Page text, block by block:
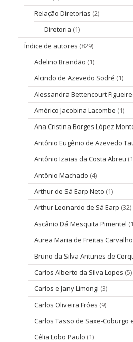
Relação Diretorias (2)
Diretoria (1)
Índice de autores (829)
Adelino Brandão (1)
Alcindo de Azevedo Sodré (1)
Alessandra Bettencourt
Américo Jacobina Lacombe (1)
Ana Cristina Borges López
Antônio Eugênio de Azevedo
Antônio Izaias da Costa Abreu
Antônio Machado (4)
Arthur de Sá Earp Neto (1)
Arthur Leonardo de Sá Earp (32)
Ascânio Dá Mesquita Pimentel
Aurea Maria de Freitas Carvalho
Bruno da Silva Antunes de
Carlos Alberto da Silva Lopes (5)
Carlos e Jany Limongi (3)
Carlos Oliveira Fróes (9)
Carlos Tasso de Saxe-Coburgo
Célia Lobo Paulo (1)